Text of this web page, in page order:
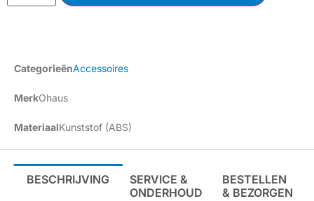
CategorieënAccessoires
MerkOhaus
MateriaalKunststof (ABS)
BESCHRIJVING
SERVICE &
ONDERHOUD
BESTELLEN
& BEZORGEN